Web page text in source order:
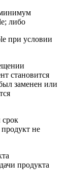
либо
при условии
становится
заменен или
срок
продукт не
продукта